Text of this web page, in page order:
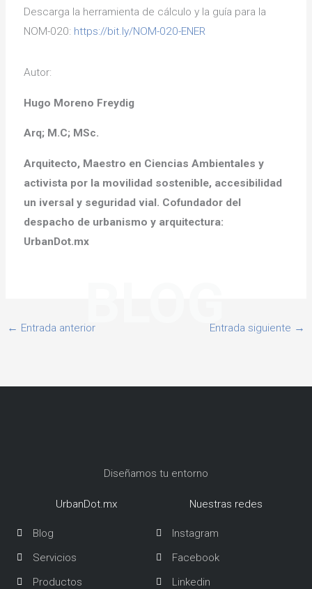
Descarga la herramienta de cálculo y la guía para la
NOM-020: https://bit.ly/NOM-020-ENER
Autor:
Hugo Moreno Freydig
Arq; M.C; MSc.
Arquitecto, Maestro en Ciencias Ambientales y
activista por la movilidad sostenible, accesibilidad
un iversal y seguridad vial. Cofundador del
despacho de urbanismo y arquitectura:
UrbanDot.mx
← Entrada anterior Entrada siguiente →
Diseñamos tu entorno
UrbanDot.mx
Blog
Servicios
Productos
Nuestras redes
Instagram
Facebook
Linkedin